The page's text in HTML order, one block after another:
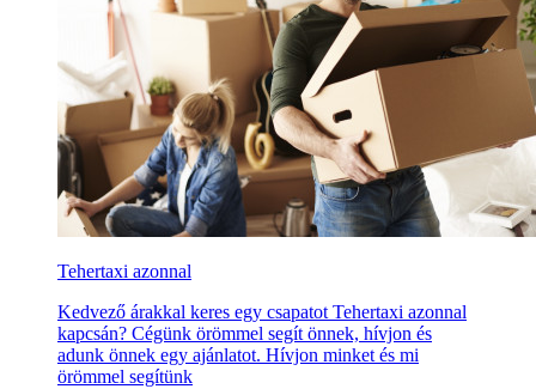
Tehertaxi azonnal
Kedvező árakkal keres egy csapatot Tehertaxi azonnal
kapcsán? Cégünk örömmel segít önnek, hívjon és
adunk önnek egy ajánlatot. Hívjon minket és mi
örömmel segítünk